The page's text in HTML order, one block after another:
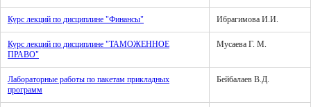
Курс лекций по дисциплине "Финансы" Ибрагимова И.И.
Курс лекций по дисциплине "ТАМОЖЕННОЕ
ПРАВО"
Мусаева Г. М.
Лабораторные работы по пакетам прикладных
программ
Бейбалаев В.Д.